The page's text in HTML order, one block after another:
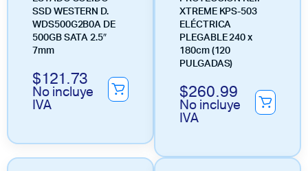
SSD WESTERN D.
WDS500G2B0A DE
500GB SATA 2.5″
7mm
$121.73
No incluye
IVA
XTREME KPS-503
ELÉCTRICA
PLEGABLE 240 x
180cm (120
PULGADAS)
$260.99
No incluye
IVA